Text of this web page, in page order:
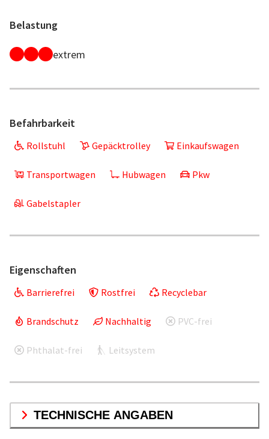
Belastung
extrem
Befahrbarkeit
Rollstuhl Gepäcktrolley Einkaufswagen
Transportwagen Hubwagen Pkw
Gabelstapler
Eigenschaften
Barrierefrei Rostfrei Recyclebar
Brandschutz Nachhaltig PVC-frei
Phthalat-frei Leitsystem
TECHNISCHE ANGABEN